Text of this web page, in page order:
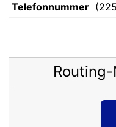
Telefonnummer